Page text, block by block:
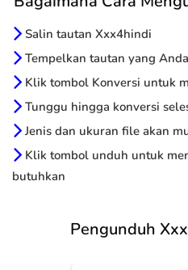
Salin tautan Xxx4hindi
Tempelkan tautan yang
Klik tombol Konversi untuk
Tunggu hingga konversi
Jenis dan ukuran file akan
Klik tombol unduh untuk
butuhkan
Pengunduh